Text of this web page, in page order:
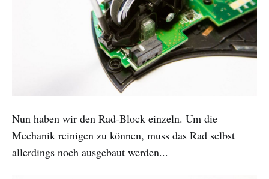
Nun haben wir den Rad-Block einzeln. Um die
Mechanik reinigen zu können, muss das Rad selbst
allerdings noch ausgebaut werden...